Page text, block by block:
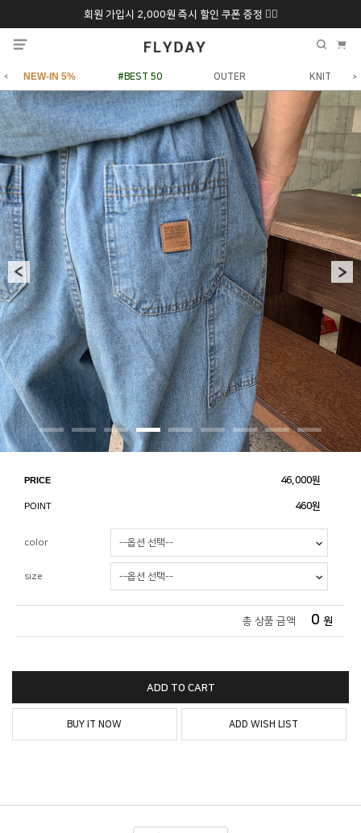
회원 가입시 2,000원 즉시 할인 쿠폰 증정 ❤️‍🔥
추석 특별 할인 10~20% 9/6 화 ~ 9/12월
NEW-IN 5% #BEST 50 OUTER KNIT
PRICE 46,000원
POINT 460원
color
size
총 상품 금액 0 원
ADD TO CART
BUY IT NOW ADD WISH LIST